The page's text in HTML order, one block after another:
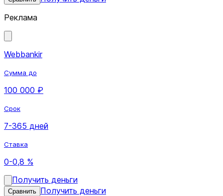
Реклама
Webbankir
Сумма до
100 000 ₽
Срок
7-365 дней
Ставка
0-0,8 %
Получить деньги
Сравнить Получить деньги